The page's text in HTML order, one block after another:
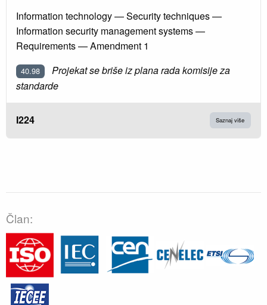
Information technology — Security techniques —
Information security management systems —
Requirements — Amendment 1
40.98
Projekat se briše iz plana rada komisije za
standarde
I224 Saznaj više
Član: